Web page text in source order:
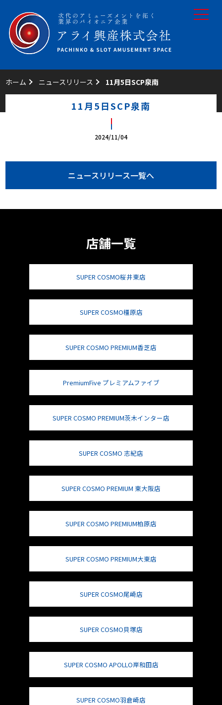
toggle
ホーム ニュースリリース 11月5日SCP泉南
11月5日SCP泉南
2024/11/04
ニュースリリース一覧へ
店舗一覧
SUPER COSMO桜井東店
SUPER COSMO橿原店
SUPER COSMO PREMIUM香芝店
PremiumFive プレミアムファイブ
SUPER COSMO PREMIUM茨木インター店
SUPER COSMO 志紀店
SUPER COSMO PREMIUM 東大阪店
SUPER COSMO PREMIUM柏原店
SUPER COSMO PREMIUM大東店
SUPER COSMO尾崎店
SUPER COSMO貝塚店
SUPER COSMO APOLLO岸和田店
SUPER COSMO羽倉崎店